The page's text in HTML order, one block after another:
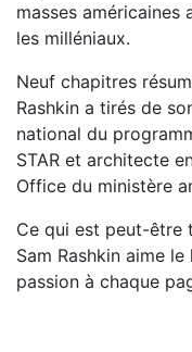
masses
les milléniaux.
Neuf chapitres
Rashkin a tirés de
national du
STAR et architecte
Office du ministère
Ce qui est peut-être
Sam Rashkin aime
passion à chaque